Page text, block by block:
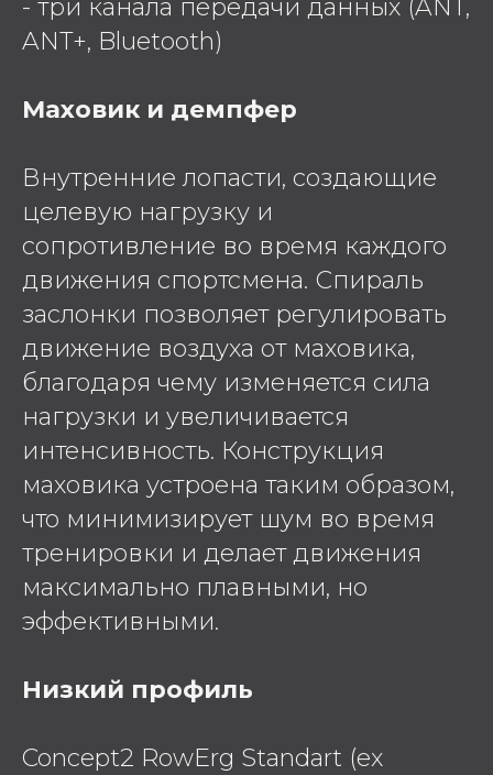
- три канала передачи данных (ANT,
ANT+, Bluetooth)
Маховик и демпфер
Внутренние лопасти, создающие
целевую нагрузку и
сопротивление во время каждого
движения спортсмена. Спираль
заслонки позволяет регулировать
движение воздуха от маховика,
благодаря чему изменяется сила
нагрузки и увеличивается
интенсивность. Конструкция
маховика устроена таким образом,
что минимизирует шум во время
тренировки и делает движения
максимально плавными, но
эффективными.
Низкий профиль
Concept2 RowErg Standart (ex